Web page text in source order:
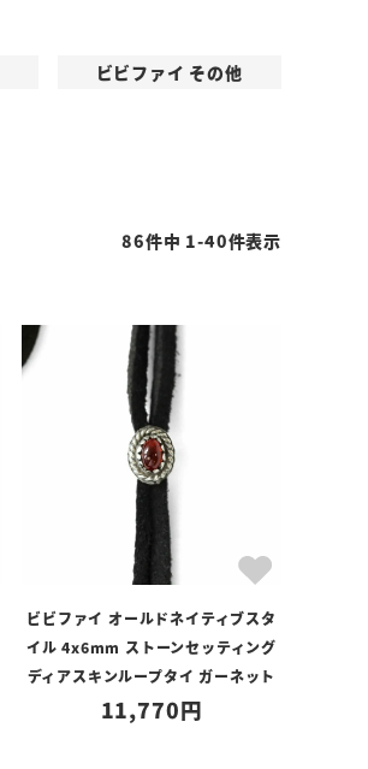
ビビファイ その他
86件中 1-40件表示
ビビファイ オールドネイティブスタ
イル 4x6mm ストーンセッティング
ディアスキンループタイ ガーネット
11,770